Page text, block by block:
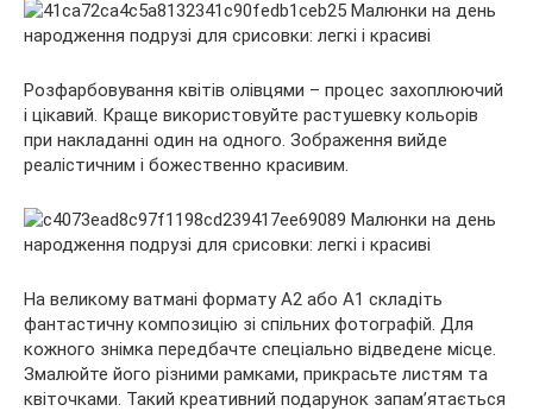
Розфарбовування квітів олівцями – процес захоплюючий
і цікавий. Краще використовуйте растушевку кольорів
при накладанні один на одного. Зображення вийде
реалістичним і божественно красивим.
На великому ватмані формату А2 або А1 складіть
фантастичну композицію зі спільних фотографій. Для
кожного знімка передбачте спеціально відведене місце.
Змалюйте його різними рамками, прикрасьте листям та
квіточками. Такий креативний подарунок запам’ятається